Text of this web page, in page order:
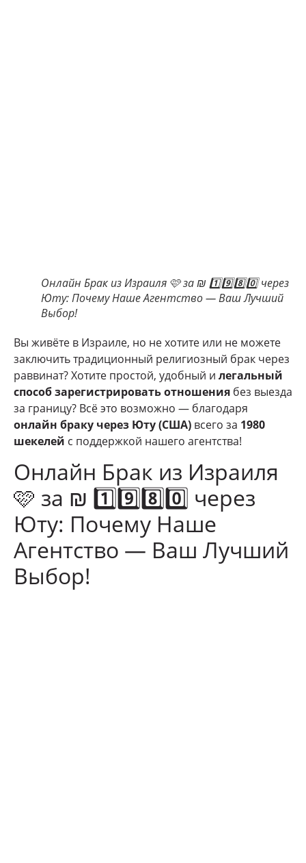
Онлайн Брак из Израиля 🩷 за ₪ 1️⃣9️⃣8️⃣0️⃣ через
Юту: Почему Наше Агентство — Ваш Лучший
Выбор!
Вы живёте в Израиле, но не хотите или не можете
заключить традиционный религиозный брак через
раввинат? Хотите простой, удобный и легальный
способ зарегистрировать отношения без выезда
за границу? Всё это возможно — благодаря
онлайн браку через Юту (США) всего за 1980
шекелей с поддержкой нашего агентства!
Онлайн Брак из Израиля
🩷 за ₪ 1️⃣9️⃣8️⃣0️⃣ через
Юту: Почему Наше
Агентство — Ваш Лучший
Выбор!